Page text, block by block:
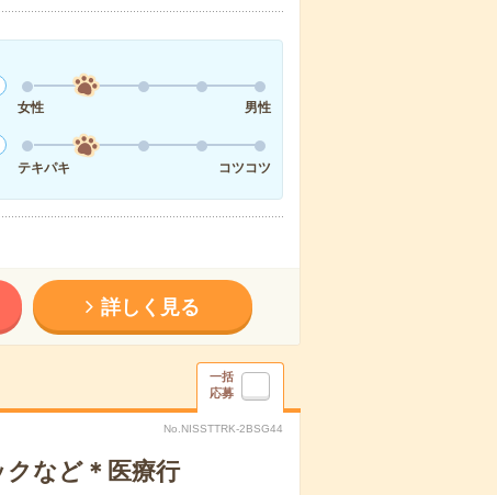
女性
男性
テキパキ
コツコツ
詳しく見る
一括
応募
No.NISSTTRK-2BSG44
など＊医療行